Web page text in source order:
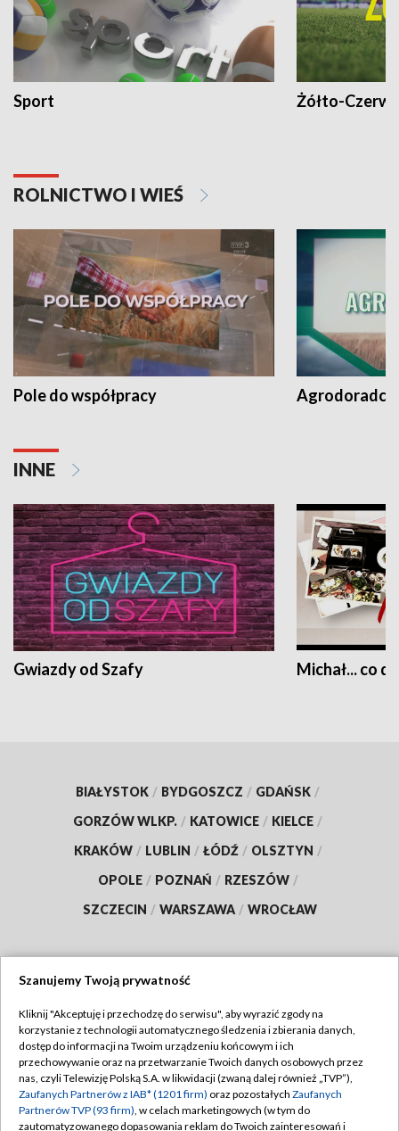
Sport Żółto-
ROLNICTWO I WIEŚ
Pole do współpracy Agrodoradcy
INNE
Gwiazdy od Szafy Michał... co
BIAŁYSTOK / BYDGOSZCZ / GDAŃSK /
GORZÓW WLKP. / KATOWICE / KIELCE /
KRAKÓW / LUBLIN / ŁÓDŹ / OLSZTYN /
OPOLE / POZNAŃ / RZESZÓW /
SZCZECIN / WARSZAWA / WROCŁAW
TVP
Abonament TVP
Emisja w TVP
Centrum informacji TVP
Regulamin TVP
Polityka prywatności
Moje zgody
Szanujemy Twoją prywatność
Kliknij "Akceptuję i przechodzę do serwisu", aby wyrazić zgody na
korzystanie z technologii automatycznego śledzenia i zbierania danych,
dostęp do informacji na Twoim urządzeniu końcowym i ich
przechowywanie oraz na przetwarzanie Twoich danych osobowych przez
nas, czyli Telewizję Polską S.A. w likwidacji (zwaną dalej również „TVP”),
Zaufanych Partnerów z IAB* (1201 firm) oraz pozostałych Zaufanych
Partnerów TVP (93 firm), w celach marketingowych (w tym do
zautomatyzowanego dopasowania reklam do Twoich zainteresowań i